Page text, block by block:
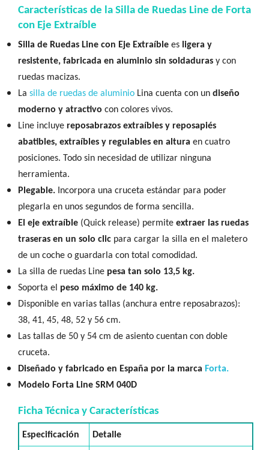
Características de la Silla de Ruedas Line de Forta
con Eje Extraíble
Silla de Ruedas Line con Eje Extraíble es ligera y
resistente, fabricada en aluminio sin soldaduras y con
ruedas macizas.
La silla de ruedas de aluminio Lina cuenta con un diseño
moderno y atractivo con colores vivos.
Line incluye reposabrazos extraíbles y reposapiés
abatibles, extraíbles y regulables en altura en cuatro
posiciones. Todo sin necesidad de utilizar ninguna
herramienta.
Plegable. Incorpora una cruceta estándar para poder
plegarla en unos segundos de forma sencilla.
El eje extraíble (Quick release) permite extraer las ruedas
traseras en un solo clic para cargar la silla en el maletero
de un coche o guardarla con total comodidad.
La silla de ruedas Line pesa tan solo 13,5 kg.
Soporta el peso máximo de 140 kg.
Disponible en varias tallas (anchura entre reposabrazos):
38, 41, 45, 48, 52 y 56 cm.
Las tallas de 50 y 54 cm de asiento cuentan con doble
cruceta.
Diseñado y fabricado en España por la marca Forta.
Modelo Forta Line SRM 040D
Ficha Técnica y Características
Especificación Detalle